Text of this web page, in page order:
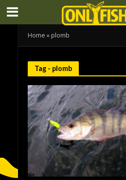
Home » plomb
Tag - plomb